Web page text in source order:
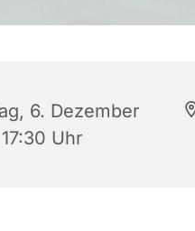
6. Dezember
Uhr